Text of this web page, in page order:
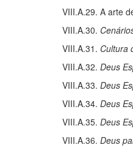
VIII.A.29. A arte
VIII.A.30.
VIII.A.31. Cultura
VIII.A.32. Deus
VIII.A.33. Deus
VIII.A.34. Deus
VIII.A.35. Deus
VIII.A.36. Deus